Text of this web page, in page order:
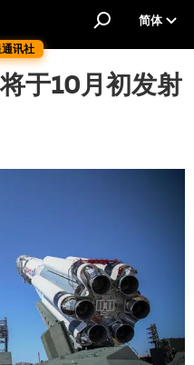
讯社
简体
于10月初发射